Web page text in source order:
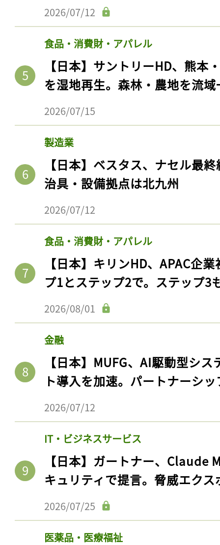
2026/07/12
食品・消費財・アパレル
【日本】サントリーHD、熊本
を湿地再生。森林・農地を流
2026/07/15
製造業
【日本】ベスタス、ナセル最
治具・設備拠点は北九州
2026/07/12
食品・消費財・アパレル
【日本】キリンHD、APAC企
プ1とステップ2で。ステップ3
2026/08/01
金融
【日本】MUFG、AI駆動型シ
ト導入を加速。パートナーシ
2026/07/12
IT・ビジネスサービス
【日本】ガートナー、Claude
キュリティで提言。脅威エク
2026/07/25
医薬品・医療福祉
記事をお気に入りに
ログイン
会員登録